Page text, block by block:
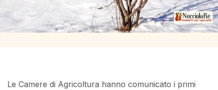
Le Camere di Agricoltura hanno comunicato i primi